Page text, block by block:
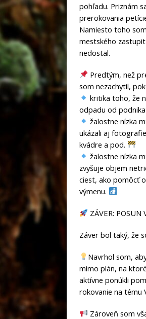
pohľadu. Priznám
prerokovania
Namiesto toho
mestského
nedostal.
Predtým, než
som nezachytil,
kritika toho, že
odpadu od
žalostne nízka
ukázali aj
kvádre a pod.
žalostne nízka
zvyšuje objem
ciest, ako pomôcť
výmenu.
ZÁVER: POSUN
Záver bol taký, že
Navrhol som,
mimo plán, na
aktívne ponúkli
rokovanie na tému
Zároveň som